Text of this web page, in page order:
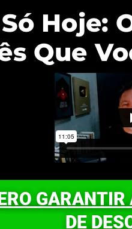
Hoje:
Que
DE